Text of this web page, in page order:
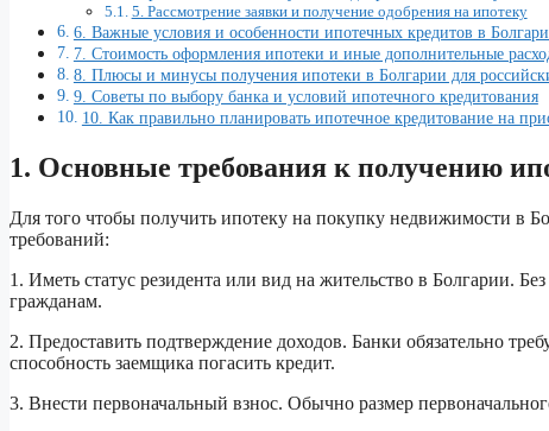
5. Рассмотрение заявки и получение одобрения на ипотеку
6. Важные условия и особенности ипотечных кредитов в
7. Стоимость оформления ипотеки и иные дополнительные
8. Плюсы и минусы получения ипотеки в Болгарии для
9. Советы по выбору банка и условий ипотечного кредитования
10. Как правильно планировать ипотечное кредитование на
1. Основные требования к получению
Для того чтобы получить ипотеку на покупку недвижимости в
требований:
1. Иметь статус резидента или вид на жительство в Болгарии.
гражданам.
2. Предоставить подтверждение доходов. Банки обязательно
способность заемщика погасить кредит.
3. Внести первоначальный взнос. Обычно размер